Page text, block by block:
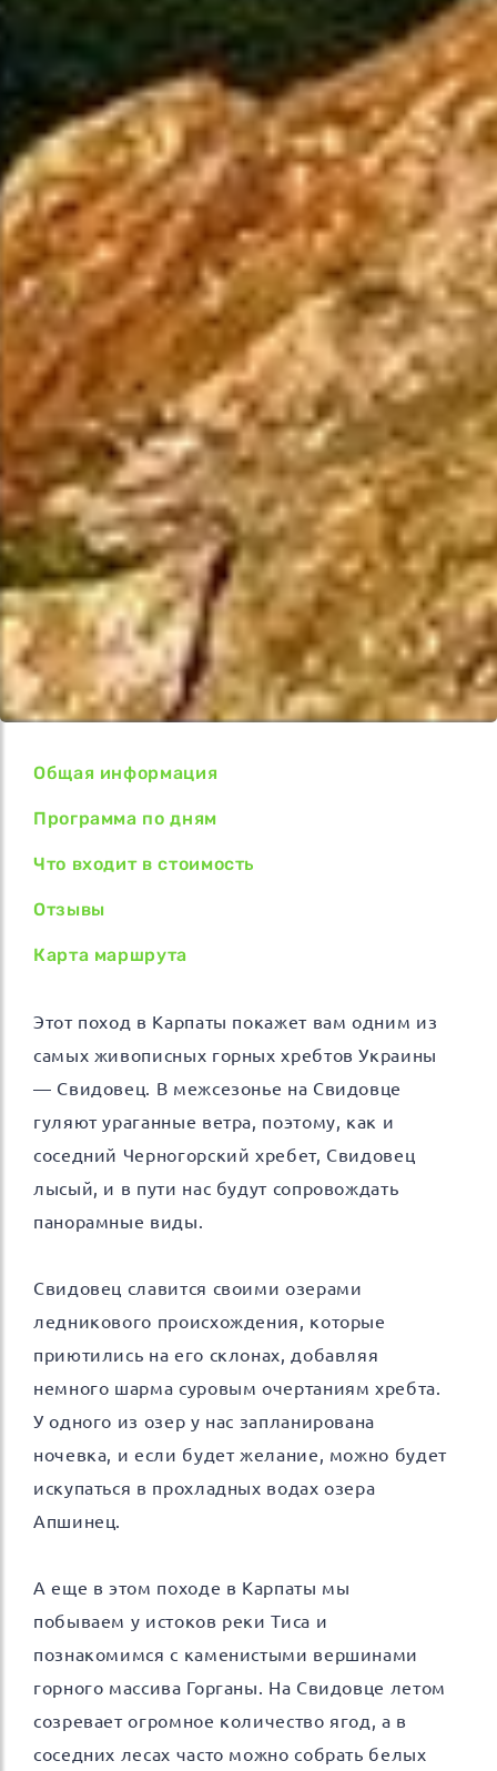
Общая информация
Программа по дням
Что входит в стоимость
Отзывы
Карта маршрута
Этот поход в Карпаты покажет вам одним из
самых живописных горных хребтов Украины
— Свидовец. В межсезонье на Свидовце
гуляют ураганные ветра, поэтому, как и
соседний Черногорский хребет, Свидовец
лысый, и в пути нас будут сопровождать
панорамные виды.
Свидовец славится своими озерами
ледникового происхождения, которые
приютились на его склонах, добавляя
немного шарма суровым очертаниям хребта.
У одного из озер у нас запланирована
ночевка, и если будет желание, можно будет
искупаться в прохладных водах озера
Апшинец.
А еще в этом походе в Карпаты мы
побываем у истоков реки Тиса и
познакомимся с каменистыми вершинами
горного массива Горганы. На Свидовце летом
созревает огромное количество ягод, а в
соседних лесах часто можно собрать белых